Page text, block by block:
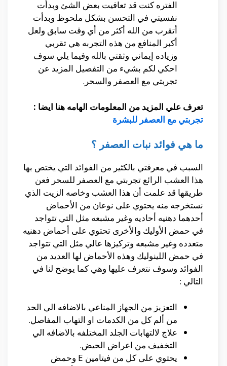
الفتره كنت قد تعافيت بعض الشئ وبدأت
نفسيتي في التحسن بشكل ملحوظ وبدأت
أتقرب من الله أكثر من أي وقت سابق ولعل
أكبر المنافع من هذه التجربه هي تقربي
وزياده إيماني وثقتي بالله وفيما يلي سوف
احكي لكم بشيء من التفصيل المزيد عن
تجربتي مع العصفر والسحر.
تعرف علي المزيد من المعلومات الهامه هنا ايضا :
تجربتي مع العصفر للبشرة
ما هي فوائد نبات العصفر ؟
السبب في معرفتي بالكثير من الفوائد التي يختص بها
هذا العشب الرائع تجربتي مع العصفر للسحر فعن
طريقها قد علمت أن هذا العشب وخاصه الزيت الذي
نستخرجه منه يحتوي على نوعان من الأحماض
أحدهما دهنيه أحاديه وغير مشبعه مثل التي تتواجد
في حمض الأوليك والأخرى تحتوي على أحماض دهنيه
متعدده وغير مشبعه وتركيزها عالي مثل التي تتواجد
في حمض اللينوليك وهذه الأحماض لها العديد من
الفوائد وسوف نتعرف عليها وهي كما يوضح لنا في
التالي :
التعزيز من الجهاز المناعي بالاضافه الي الحد
من ألم كل من الكدمات او التهاب المفاصل.
علاج لالتهابات الجلد المختلفه بالاضافه الي
التخفيف من اعراض الحيض.
يحتوي على كل من فيتامين E وحمض